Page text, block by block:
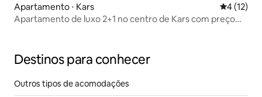
Apartamento ⋅ Kars 4 de uma
4 (12)
Apartamento de luxo 2+1 no centro de Kars com preço
Destinos para conhecer
Outros tipos de acomodações